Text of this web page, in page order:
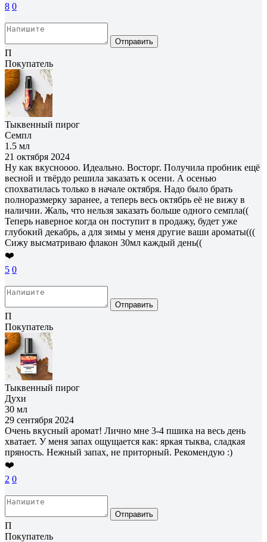
8 0
Отправить
П
Покупатель
Тыквенный пирог
Семпл
1.5 мл
21 октября 2024
Ну как вкусноооо. Идеально. Восторг. Получила пробник ещё
весной и твёрдо решила заказать к осени. А осенью
спохватилась только в начале октября. Надо было брать
полноразмерку заранее, а теперь весь октябрь её не вижу в
наличии. Жаль, что нельзя заказать больше одного семпла((
Теперь наверное когда он поступит в продажу, будет уже
глубокий декабрь, а для зимы у меня другие ваши ароматы(((
Сижу высматриваю флакон 30мл каждый день((
❤️
5 0
Отправить
П
Покупатель
Тыквенный пирог
Духи
30 мл
29 сентября 2024
Очень вкусный аромат! Лично мне 3-4 пшика на весь день
хватает. У меня запах ощущается как: яркая тыква, сладкая
пряность. Нежный запах, не приторный. Рекомендую :)
❤️
2 0
Отправить
П
Покупатель